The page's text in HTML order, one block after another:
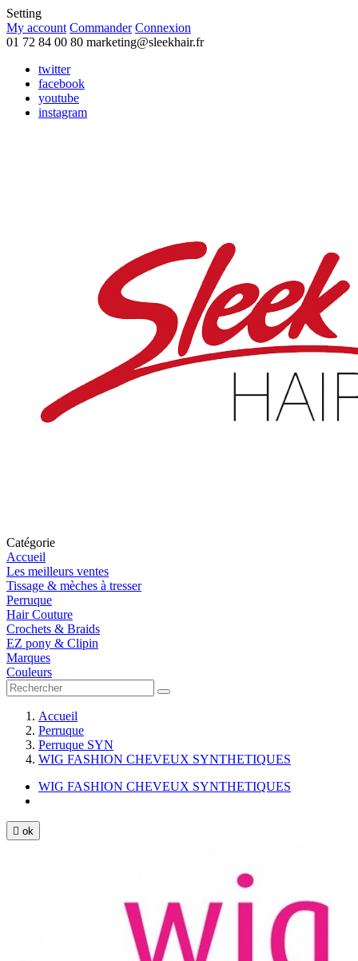
Setting
My account Commander Connexion
01 72 84 00 80 marketing@sleekhair.fr
twitter
facebook
youtube
instagram
Catégorie
Accueil
Les meilleurs ventes
Tissage & mèches à tresser
Perruque
Hair Couture
Crochets & Braids
EZ pony & Clipin
Marques
Couleurs
Accueil
Perruque
Perruque SYN
WIG FASHION CHEVEUX SYNTHETIQUES
WIG FASHION CHEVEUX SYNTHETIQUES
 ok